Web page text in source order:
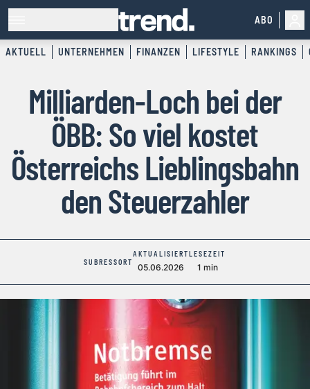
ABO
AKTUELL UNTERNEHMEN FINANZEN LIFESTYLE RANKINGS
Milliarden-Loch bei der
ÖBB: So viel kostet
Österreichs Lieblingsbahn
den Steuerzahler
SUBRESSORT
AKTUALISIERT
05.06.2026
LESEZEIT
1 min